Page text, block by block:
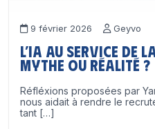
9 février 2026 Geyvo
L’IA au service de
mythe ou réalité ?
Réfléxions proposées par
nous aidait à rendre le
tant […]